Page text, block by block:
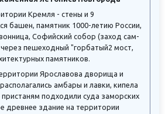
Кремля - стены и 9
башен, памятник 1000-летию России,
Софийский собор (заход сам-
пешеходный "горбатый2 мост,
памятников.
Ярославова дворища и
амбары и лавки, кипела
пристаням подходили суда заморских
древнее здание на территории